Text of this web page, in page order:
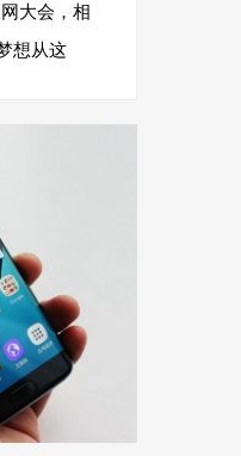
大会，相
想从这